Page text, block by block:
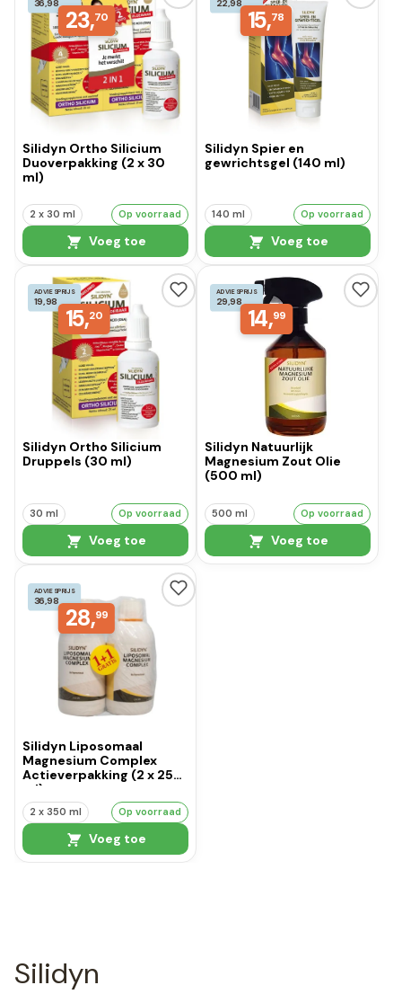
23,70
Silidyn Ortho Silicium
Duoverpakking (2 x 30
ml)
2 x 30 ml Op voorraad
Voeg toe
15,78
Silidyn Spier en
gewrichtsgel (140 ml)
140 ml Op voorraad
Voeg toe
ADVIESPRIJS
19,98
15,20
Silidyn Ortho Silicium
Druppels (30 ml)
30 ml Op voorraad
Voeg toe
ADVIESPRIJS
29,98
14,99
Silidyn Natuurlijk
Magnesium Zout Olie
(500 ml)
500 ml Op voorraad
Voeg toe
ADVIESPRIJS
36,98
28,99
Silidyn Liposomaal
Magnesium Complex
Actieverpakking (2 x 250
ml)
2 x 350 ml Op voorraad
Voeg toe
Silidyn